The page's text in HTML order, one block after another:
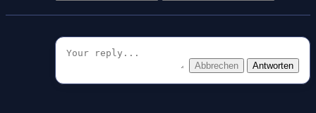
Abbrechen Antworten